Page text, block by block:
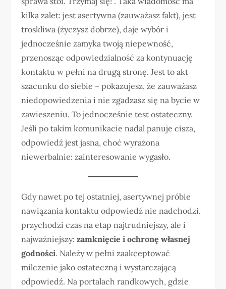
kilka zalet: jest asertywna (zauważasz fakt), jest
troskliwa (życzysz dobrze), daje wybór i
jednocześnie zamyka twoją niepewność,
przenosząc odpowiedzialność za kontynuację
kontaktu w pełni na drugą stronę. Jest to akt
szacunku do siebie – pokazujesz, że zauważasz
niedopowiedzenia i nie zgadzasz się na bycie w
zawieszeniu. To jednocześnie test ostateczny.
Jeśli po takim komunikacie nadal panuje cisza,
odpowiedź jest jasna, choć wyrażona
niewerbalnie: zainteresowanie wygasło.
Gdy nawet po tej ostatniej, asertywnej próbie
nawiązania kontaktu odpowiedź nie nadchodzi,
przychodzi czas na etap najtrudniejszy, ale i
najważniejszy:zamknięcie i ochronę własnej
godności. Należy w pełni zaakceptować
milczenie jako ostateczną i wystarczającą
odpowiedź. Na portalach randkowych, gdzie